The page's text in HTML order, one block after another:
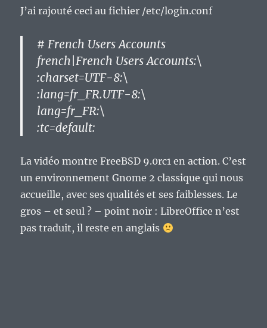
J’ai rajouté ceci au fichier /etc/login.conf
# French Users Accounts
french|French Users Accounts:\
:charset=UTF-8:\
:lang=fr_FR.UTF-8:\
lang=fr_FR:\
:tc=default:
La vidéo montre FreeBSD 9.0rc1 en action. C’est
un environnement Gnome 2 classique qui nous
accueille, avec ses qualités et ses faiblesses. Le
gros – et seul ? – point noir : LibreOffice n’est
pas traduit, il reste en anglais